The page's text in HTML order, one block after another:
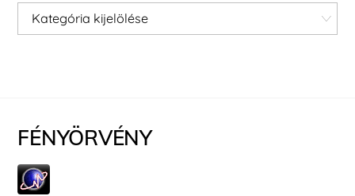
Kategóriák
FÉNYÖRVÉNY